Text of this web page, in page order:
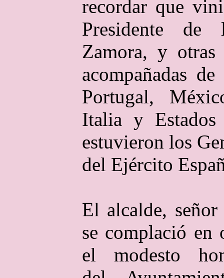
recordar que
Presidente de
Zamora, y otras
acompañadas
Portugal,
Italia y Estados
estuvieron los
del Ejército
El alcalde, señor
se complació en
el modesto